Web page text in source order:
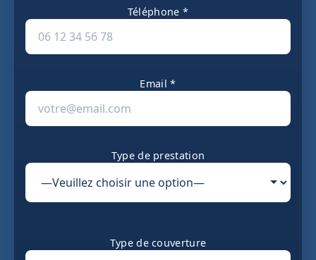
Téléphone *
Email *
Type de prestation
Type de couverture